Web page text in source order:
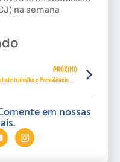
na semana
PRÓXIMO
em nossas